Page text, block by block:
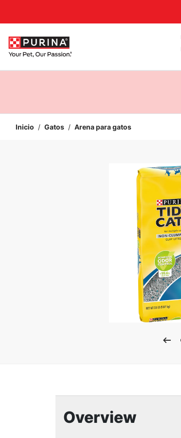
Inicio / Gatos / Arena para gatos
Overview